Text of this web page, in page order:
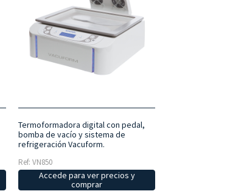
Termoformadora digital con pedal,
bomba de vacío y sistema de
refrigeración Vacuform.
Ref: VN850
Accede para ver precios y
comprar